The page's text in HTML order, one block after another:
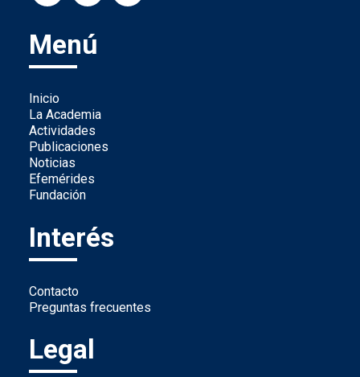
Menú
Inicio
La Academia
Actividades
Publicaciones
Noticias
Efemérides
Fundación
Interés
Contacto
Preguntas frecuentes
Legal